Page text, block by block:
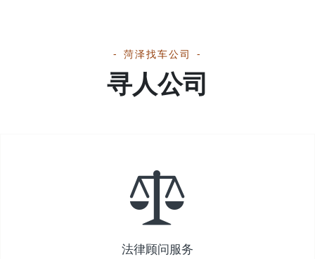
菏泽找车公司
寻人公司
法律顾问服务